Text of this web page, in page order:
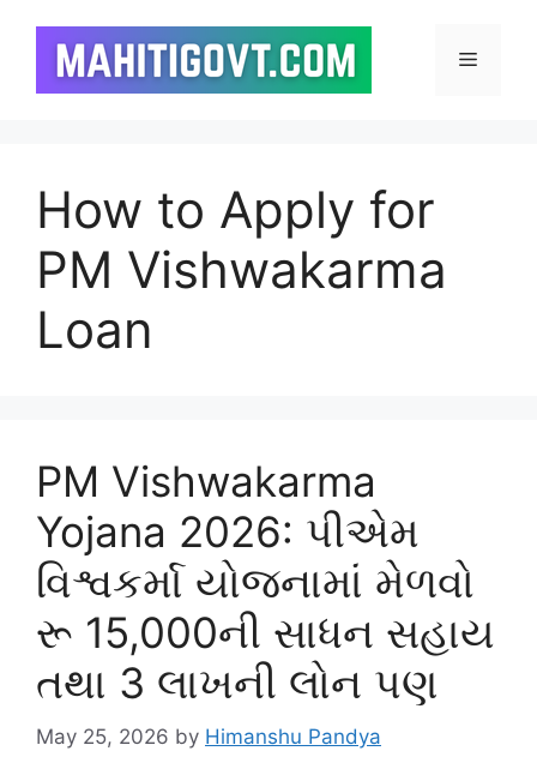
content
Menu
How to Apply for
PM Vishwakarma
Loan
PM Vishwakarma
Yojana 2026: પીએમ
વિશ્વકર્મા યોજનામાં મેળવો
રૂ 15,000ની સાધન સહાય
તથા 3 લાખની લોન પણ
May 25, 2026 by Himanshu Pandya